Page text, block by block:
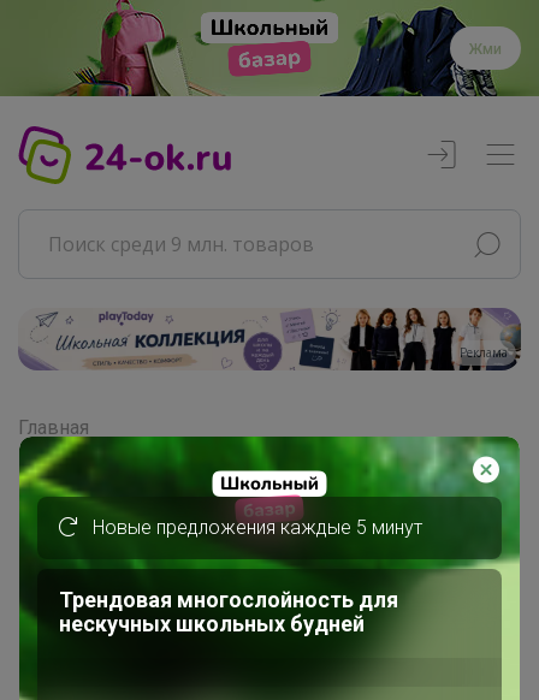
Жми
Реклама
Главная
МаннА
Сообщения пользователя
Сообщения пользователя —МаннА
1 2 3 4 5
Новые предложения каждые 5 минут
Трендовая многослойность для
нескучных школьных будней